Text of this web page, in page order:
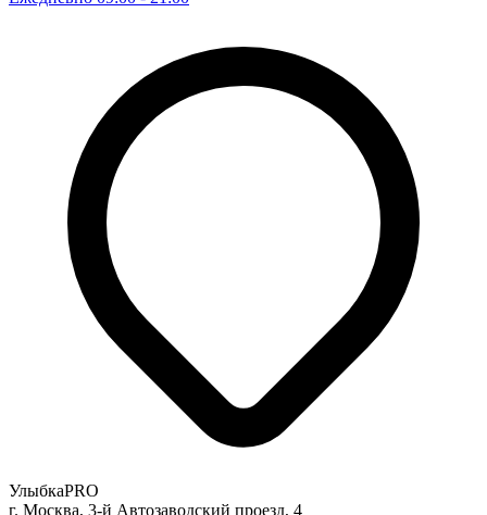
УлыбкаPRO
г. Москва, 3-й Автозаводский проезд, 4